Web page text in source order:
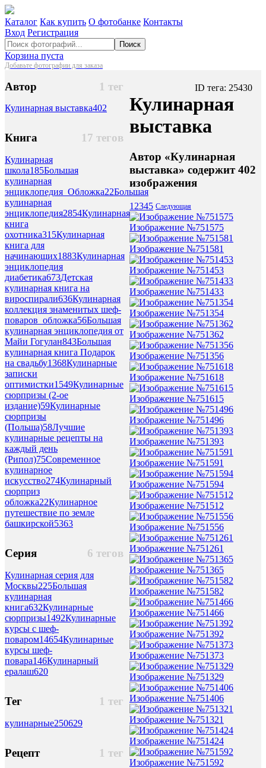
Каталог Как купить О фотобанке Контакты
Вход Регистрация
Поиск
Корзина пуста
Добавьте фотографии для заказа
1 тег
Автор
Кулинарная выставка402
17 тегов
Книга
Кулинарная
школа185Большая
кулинарная
энциклопедия_Обложка22Большая
кулинарная
энциклопедия2854Кулинарная
книга
охотника315Кулинарная
книга для
начинающих1883Кулинарная
энциклопедия
диабетика673Детская
кулинарная книга на
вироспирали636Кулинарная
коллекция знаменитых шеф-
поваров_обложка56Большая
кулинарная энциклопедия от
Майи Гогулан843Большая
кулинарная книга Подарок
на свадьбу1368Кулинарные
записки
оптимистки1549Кулинарные
сюрпризы (2-ое
издание)59Кулинарные
сюрпризы
(Польша)58Лучшие
кулинарные рецепты на
каждый день
(Рипол)75Современное
кулинарное
искусство274Кулинарный
сюрприз
обложка22Кулинарное
путешествие по земле
башкирской5363
6 тегов
Серия
Кулинарная серия для
Москвы225Большая
кулинарная
книга632Кулинарные
сюрпризы1492Кулинарные
курсы с шеф-
поваром14654Кулинарные
курсы шеф-
повара146Кулинарный
ералаш620
1 тег
Тег
кулинарные250629
1 тег
Рецепт
ID тега: 25430
Кулинарная
выставка
Автор «Кулинарная
выставка» содержит 402
изображения
1 2345 Следующая
Изображение №751575
Изображение №751581
Изображение №751453
Изображение №751433
Изображение №751354
Изображение №751362
Изображение №751356
Изображение №751618
Изображение №751615
Изображение №751496
Изображение №751393
Изображение №751591
Изображение №751594
Изображение №751512
Изображение №751556
Изображение №751261
Изображение №751365
Изображение №751582
Изображение №751466
Изображение №751392
Изображение №751373
Изображение №751329
Изображение №751406
Изображение №751321
Изображение №751424
Изображение №751592